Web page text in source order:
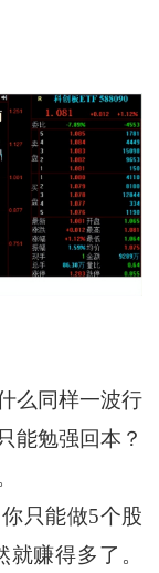
么同样一波行
能勉强回本？
只能做5个股
赚得多了。